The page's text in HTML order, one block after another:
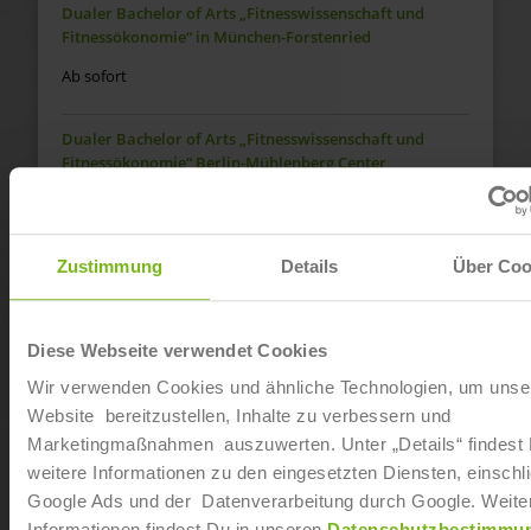
Zustimmung Details Über
Diese Webseite verwendet Cookies
Wir verwenden Cookies und ähnliche Technologien, um
Website bereitzustellen, Inhalte zu verbessern und
Marketingmaßnahmen auszuwerten. Unter „Details“ findest
weitere Informationen zu den eingesetzten Diensten,
Google Ads und der Datenverarbeitung durch Google.
Dualer Bachelor of Arts „Fitnesswissenschaft und
Fitnessökonomie“ in München-Forstenried
Ab sofort
Dualer Bachelor of Arts „Fitnesswissenschaft und
Fitnessökonomie“ Berlin-Mühlenberg Center
Dualer Bachelor of Arts „Fitnesswissenschaft und
Dualer Bachelor of Arts „Fitnesswissenschaft und
Fitnessökonomie“ in Dresden-Seidnitz
Ab sofort
Dualer Bachelor of Arts „Fitnesswissenschaft und